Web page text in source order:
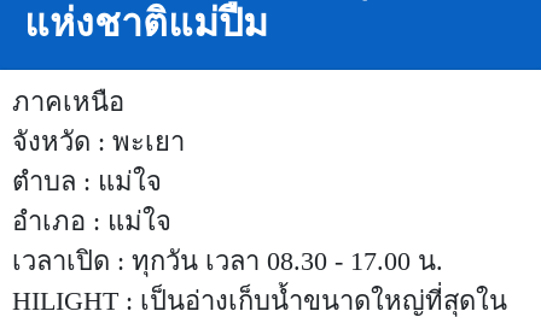
แห่งชาติแม่ปืม
ภาคเหนือ
จังหวัด : พะเยา
ตำบล : แม่ใจ
อำเภอ : แม่ใจ
เวลาเปิด : ทุกวัน เวลา 08.30 - 17.00 น.
HILIGHT : เป็นอ่างเก็บน้ำขนาดใหญ่ที่สุดใน